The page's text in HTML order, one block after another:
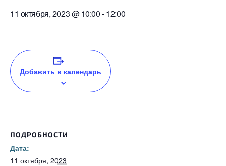
11 октября, 2023 @ 10:00-12:00
Добавить в календарь
ПОДРОБНОСТИ
Дата:
11 октября, 2023